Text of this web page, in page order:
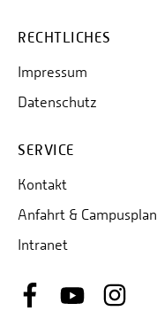
RECHTLICHES
Impressum
Datenschutz
SERVICE
Kontakt
Anfahrt & Campusplan
Intranet